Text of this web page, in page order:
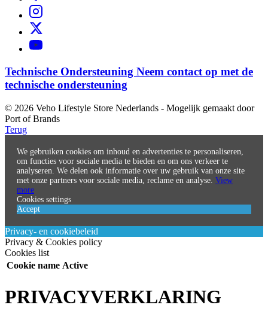
Technische Ondersteuning Neem contact op met de
technische ondersteuning
© 2026 Veho Lifestyle Store Nederlands - Mogelijk gemaakt door
Port of Brands
Terug
We gebruiken cookies om inhoud en advertenties te personaliseren,
om functies voor sociale media te bieden en om ons verkeer te
analyseren. We delen ook informatie over uw gebruik van onze site
met onze partners voor sociale media, reclame en analyse. View
more
Cookies settings
Accept
Privacy- en cookiebeleid
Privacy & Cookies policy
Cookies list
Cookie name Active
PRIVACYVERKLARING